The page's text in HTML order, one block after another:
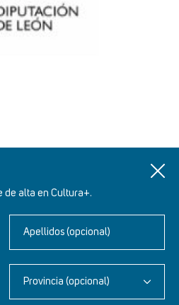
de alta en Cultura+.
Apellidos (opcional)
Provincia (opcional)